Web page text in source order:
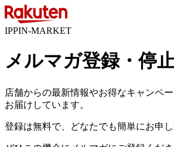
IPPIN-MARKET
メルマガ登録・停
店舗からの最新情報やお得なキャンペ
お届けしています。
登録は無料で、どなたでも簡単にお申し